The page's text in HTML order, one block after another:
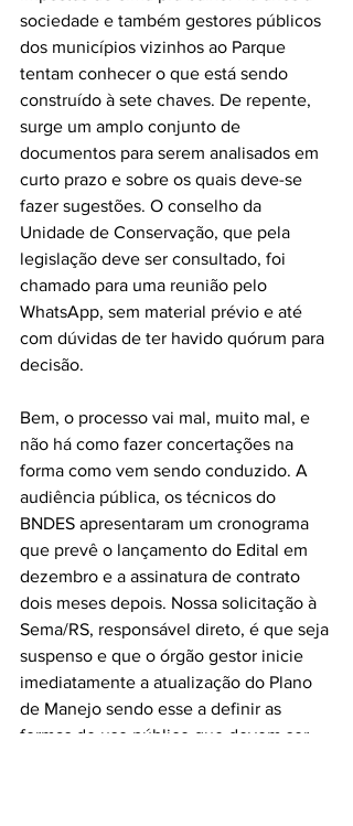
sociedade e também gestores públicos
dos municípios vizinhos ao Parque
tentam conhecer o que está sendo
construído à sete chaves. De repente,
surge um amplo conjunto de
documentos para serem analisados em
curto prazo e sobre os quais deve-se
fazer sugestões. O conselho da
Unidade de Conservação, que pela
legislação deve ser consultado, foi
chamado para uma reunião pelo
WhatsApp, sem material prévio e até
com dúvidas de ter havido quórum para
decisão.
Bem, o processo vai mal, muito mal, e
não há como fazer concertações na
forma como vem sendo conduzido. A
audiência pública, os técnicos do
BNDES apresentaram um cronograma
que prevê o lançamento do Edital em
dezembro e a assinatura de contrato
dois meses depois. Nossa solicitação à
Sema/RS, responsável direto, é que seja
suspenso e que o órgão gestor inicie
imediatamente a atualização do Plano
de Manejo sendo esse a definir as
formas de uso público que devem ser